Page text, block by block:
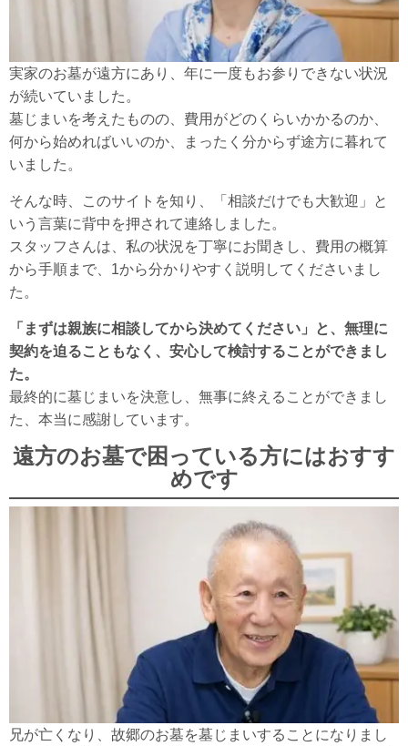
実家のお墓が遠方にあり、年に一度もお参りできない状況
が続いていました。
墓じまいを考えたものの、費用がどのくらいかかるのか、
何から始めればいいのか、まったく分からず途方に暮れて
いました。
そんな時、このサイトを知り、「相談だけでも大歓迎」と
いう言葉に背中を押されて連絡しました。
スタッフさんは、私の状況を丁寧にお聞きし、費用の概算
から手順まで、1から分かりやすく説明してくださいまし
た。
「まずは親族に相談してから決めてください」と、無理に
契約を迫ることもなく、安心して検討することができまし
た。
最終的に墓じまいを決意し、無事に終えることができまし
た、本当に感謝しています。
遠方のお墓で困っている方にはおすす
めです
兄が亡くなり、故郷のお墓を墓じまいすることになりまし